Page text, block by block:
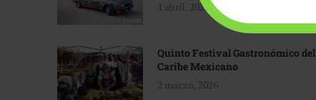
1 abril, 2026
Quinto Festival Gastronómico del
Caribe Mexicano
2 marzo, 2026